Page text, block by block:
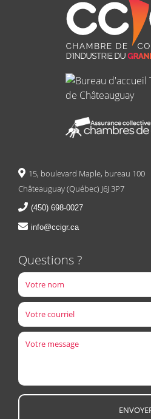
15, boulevard Maple, bureau 100
Châteauguay (Québec) J6J 3P7
(450) 698-0027
info@ccigr.ca
Questions ?